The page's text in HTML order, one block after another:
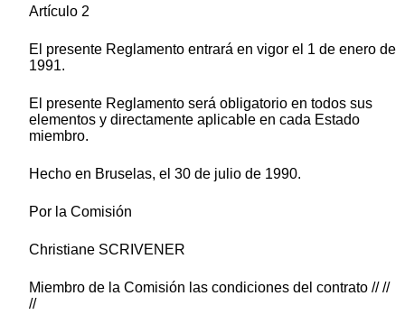
Artículo 2
El presente Reglamento entrará en vigor el 1 de enero de
1991.
El presente Reglamento será obligatorio en todos sus
elementos y directamente aplicable en cada Estado
miembro.
Hecho en Bruselas, el 30 de julio de 1990.
Por la Comisión
Christiane SCRIVENER
Miembro de la Comisión las condiciones del contrato // //
//